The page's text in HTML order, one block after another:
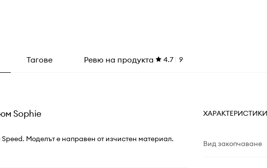
Тагове Ревю на продукта 4.7 9
Sophie
Моделът е направен от изчистен материал.
Вид закопчаване